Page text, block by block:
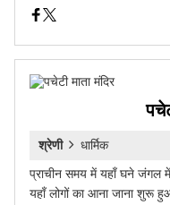
श्रेणी
धार्मिक
प्राचीन समय में यहाँ घने जंगल में
यहाँ लोगों का आना जाना शुरू